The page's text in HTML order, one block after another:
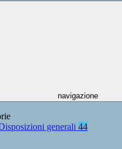
navigazione
generali 44